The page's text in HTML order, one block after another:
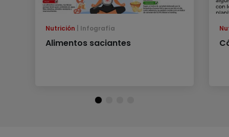
Nutrición Infografía
Alimentos saciantes